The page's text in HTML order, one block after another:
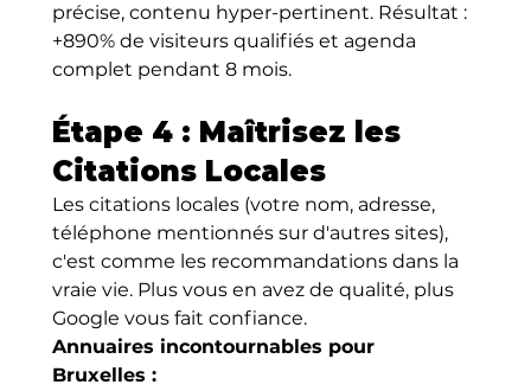
précise, contenu hyper-pertinent. Résultat :
+890% de visiteurs qualifiés et agenda
complet pendant 8 mois.
Étape 4 : Maîtrisez les
Citations Locales
Les citations locales (votre nom, adresse,
téléphone mentionnés sur d'autres sites),
c'est comme les recommandations dans la
vraie vie. Plus vous en avez de qualité, plus
Google vous fait confiance.
Annuaires incontournables pour
Bruxelles :